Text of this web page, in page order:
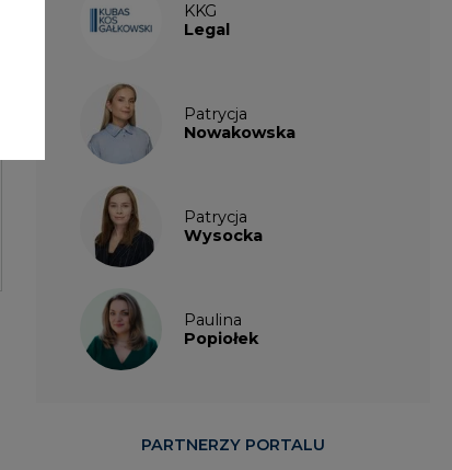
KKG
Legal
Patrycja
Nowakowska
Patrycja
Wysocka
Paulina
Popiołek
PARTNERZY PORTALU